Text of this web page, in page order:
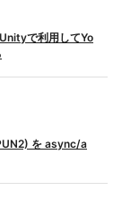
で利用してYo
を async/a